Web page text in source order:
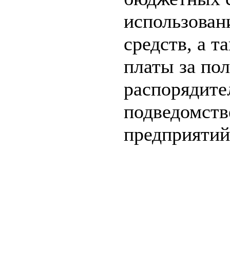
средств, а
платы за